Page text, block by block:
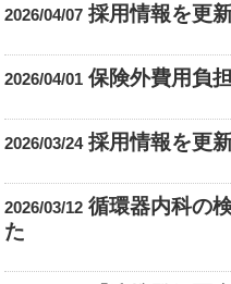
2026/04/07 採用情報を更
2026/04/01 保険外費用負
2026/03/24 採用情報を更
2026/03/12 循環器内科の
た